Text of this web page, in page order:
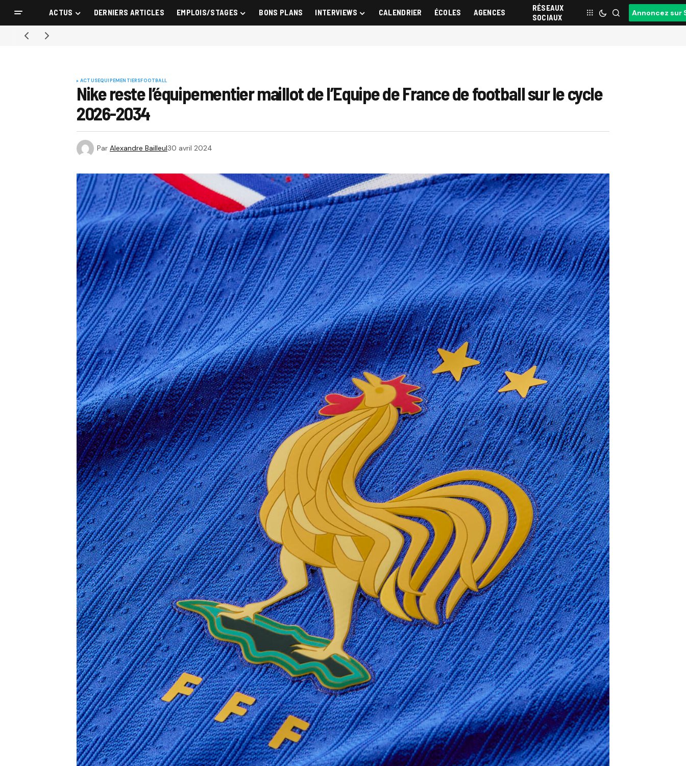
ACTUS DERNIERS ARTICLES EMPLOIS/STAGES BONS PLANS INTERVIEWS CALENDRIER ÉCOLES AGENCES
RÉSEAUX
SOCIAUX
Annoncez sur
ACTUSEQUIPEMENTIERSFOOTBALL
Nike reste l’équipementier maillot de l’Equipe de France de football sur le cycle
2026-2034
Par Alexandre Bailleul30 avril 2024